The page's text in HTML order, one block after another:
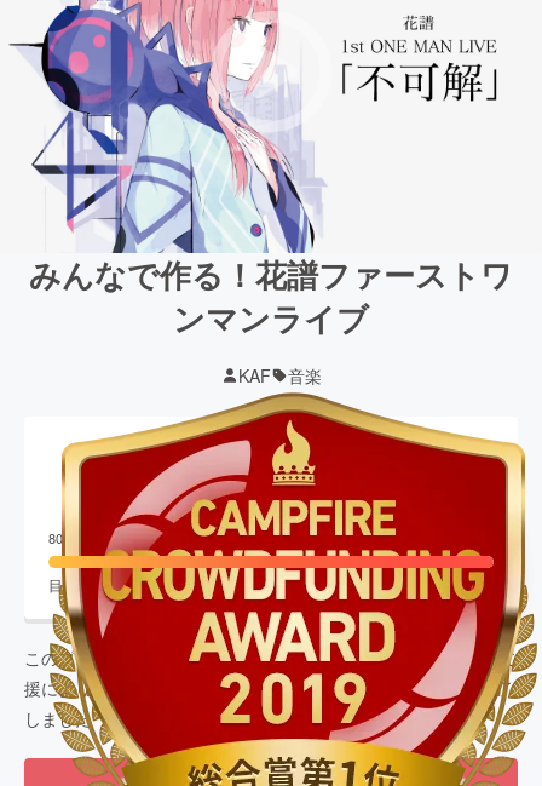
みんなで作る！花譜ファーストワ
ンマンライブ
KAF 音楽
現在の支援総額
40,493,000円
809
目標金額 5,000,000円 支援者数4,041 人
このプロジェクトは、2019/05/20に募集を開始し、 4,041
人の支
援により 40,493,000 円の資金を集め、 2019/06/09 に募集を終了
しました